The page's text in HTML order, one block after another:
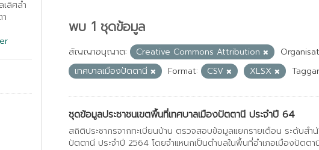
ลิศล้ำ
พบ 1 ชุดข้อมูล
สัญญาอนุญาต: Creative Commons Attribution
เทศบาลเมืองปัตตานี
Format: CSV XLSX
ชุดข้อมูลประชาชนเขตพื้นที่เทศบาลเมืองปัตตานี ประจำปี 64
สถิติประชากรจากทะเบียนบ้าน ตรวจสอบข้อมูลแยกรายเดือน ระดับส
ปัตตานี ประจำปี 2564 โดยจำแหนกเป็นตำบลในพื้นที่อำเภอเมืองปัตตา